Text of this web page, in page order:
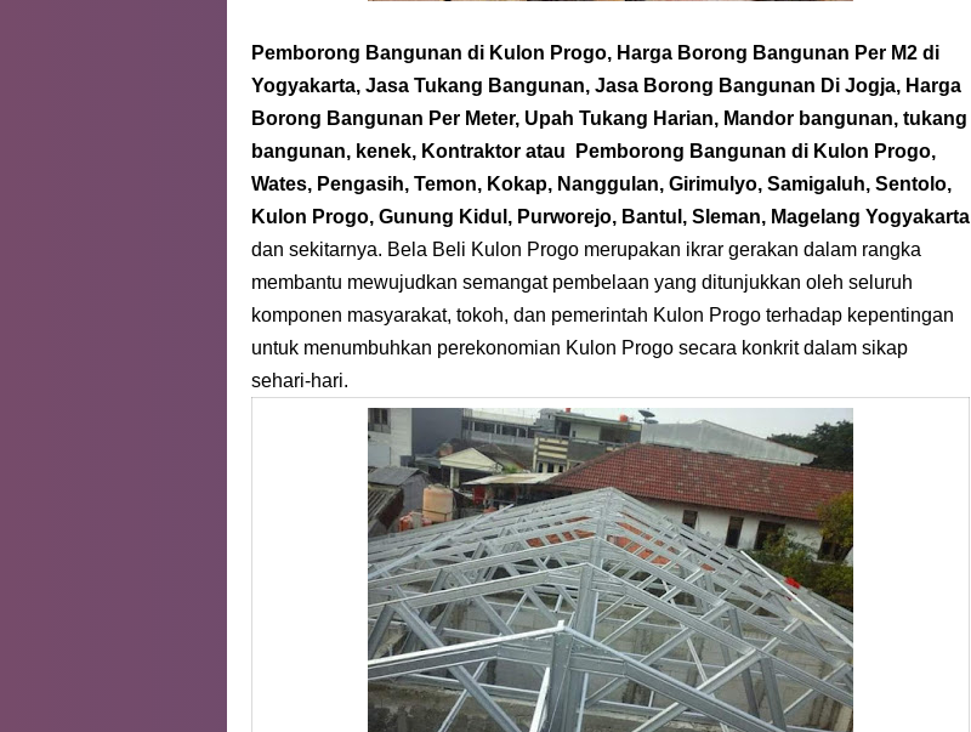
Pemborong Bangunan di Kulon Progo, Harga Borong Bangunan Per M2 di
Yogyakarta, Jasa Tukang Bangunan, Jasa Borong Bangunan Di Jogja, Harga
Borong Bangunan Per Meter, Upah Tukang Harian, Mandor bangunan, tukang
bangunan, kenek, Kontraktor atau
Pemborong Bangunan di Kulon Progo,
Wates, Pengasih, Temon, Kokap, Nanggulan, Girimulyo, Samigaluh, Sentolo,
Kulon Progo, Gunung Kidul, Purworejo, Bantul, Sleman, Magelang Yogyakarta
dan sekitarnya. Bela Beli Kulon Progo merupakan ikrar gerakan dalam rangka
membantu mewujudkan semangat pembelaan yang ditunjukkan oleh seluruh
komponen masyarakat, tokoh, dan pemerintah Kulon Progo terhadap kepentingan
untuk menumbuhkan perekonomian Kulon Progo secara konkrit dalam sikap
sehari-hari.